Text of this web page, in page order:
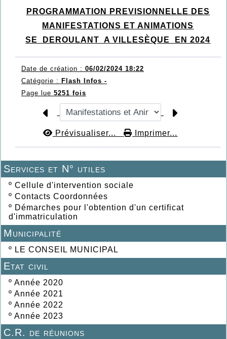
Services et N° utiles
º Cellule d'intervention sociale
º Contacts Coordonnées
º Démarches pour l'obtention d'un certificat
d'immatriculation
Municipalité
º LE CONSEIL MUNICIPAL
Etat civil
º Année 2020
º Année 2021
º Année 2022
º Année 2023
C.R. de réunions
PROGRAMMATION PREVISIONNELLE DES
MANIFESTATIONS ET ANIMATIONS
SE DEROULANT A VILLESÈQUE EN 2024
Date de création : 06/02/2024 18:22
Catégorie : Flash Infos -
Page lue 5251 fois
Prévisualiser... Imprimer...